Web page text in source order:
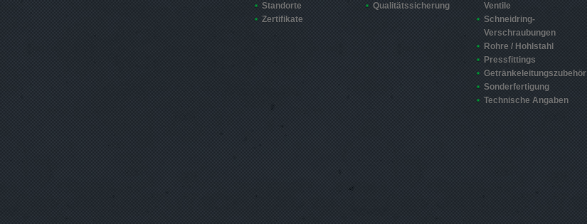
Standorte
Zertifikate
Qualitätssicherung
Ventile
Schneidring-
Verschraubungen
Rohre / Hohlstahl
Pressfittings
Getränkeleitungszubehör
Sonderfertigung
Technische Angaben